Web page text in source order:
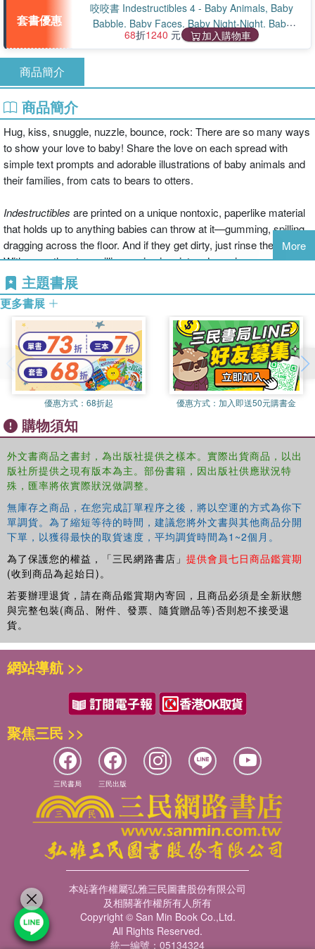
套書優惠
咬咬書 Indestructibles 4 - Baby Animals, Baby
Babble, Baby Faces, Baby Night-Night, Baby
Peekaboo, Beach Baby, Jingle Babe, Love You
68折1240 元 加入購物車
商品簡介
商品簡介
Hug, kiss, snuggle, nuzzle, bounce, rock: There are so many ways
to show your love to baby! Share the love on each spread with
simple text prompts and adorable illustrations of baby animals and
their families, from cats to bears to otters.
Indestructibles are printed on a unique nontoxic, paperlike material
that holds up to anything babies can throw at it—gumming, spilling,
dragging across the floor. And if they get dirty, just rinse them off.
With more than two million copies in print and growing annual sales
(more than 450,000 copies shipped in 2016 alone!),
Indestructiblesare the books built for the way babies read.
※請注意，為避免書本、線褪色，請勿使用洗滌劑(如洗衣精、
柔軟精等) 以及熱水洗滌※
More
主題書展
更多書展
優惠方式： 68折起 優惠方式： 加入即送50元購書金
購物須知
外文書商品之書封，為出版社提供之樣本。實際出貨商品，以出
版社所提供之現有版本為主。部份書籍，因出版社供應狀況特
殊，匯率將依實際狀況做調整。
無庫存之商品，在您完成訂單程序之後，將以空運的方式為你下
單調貨。為了縮短等待的時間，建議您將外文書與其他商品分開
下單，以獲得最快的取貨速度，平均調貨時間為1~2個月。
為了保護您的權益，「三民網路書店」 提供會員七日商品鑑賞期
(收到商品為起始日)。
若要辦理退貨，請在商品鑑賞期內寄回，且商品必須是全新狀態
與完整包裝(商品、附件、發票、隨貨贈品等)否則恕不接受退
貨。
網站導航 >>
聚焦三民 >>
三民書局 三民出版
本站著作權屬弘雅三民圖書股份有限公司
及相關著作權所有人所有
Copyright © San Min Book Co.,Ltd.
All Rights Reserved.
統一編號：05134324